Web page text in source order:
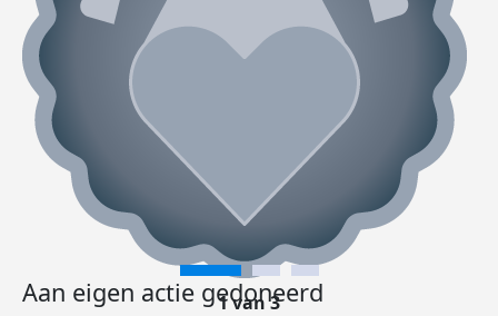
Aan eigen actie gedoneerd
1 van 3